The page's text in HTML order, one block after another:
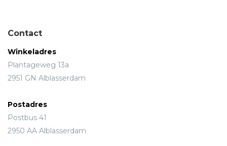
Contact
Winkeladres
Plantageweg 13a
2951 GN Alblasserdam
Postadres
Postbus 41
2950 AA Alblasserdam